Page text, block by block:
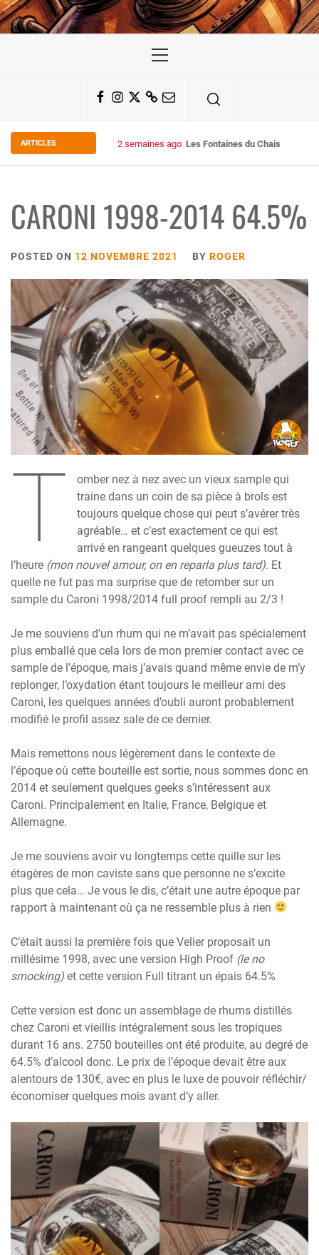
Menu
Facebook
Instagram
TwitterSubstack
Email
ARTICLES 2 semaines ago Les Fontaines du Chais 27
CARONI 1998-2014 64.5%
POSTED ON 12 NOVEMBRE 2021 BY ROGER
T
omber nez à nez avec un vieux sample qui
traine dans un coin de sa pièce à brols est
toujours quelque chose qui peut s’avérer très
agréable… et c’est exactement ce qui est
arrivé en rangeant quelques gueuzes tout à
l’heure (mon nouvel amour, on en reparla plus tard). Et
quelle ne fut pas ma surprise que de retomber sur un
sample du Caroni 1998/2014 full proof rempli au 2/3 !
Je me souviens d’un rhum qui ne m’avait pas spécialement
plus emballé que cela lors de mon premier contact avec ce
sample de l’époque, mais j’avais quand même envie de m’y
replonger, l’oxydation étant toujours le meilleur ami des
Caroni, les quelques années d’oubli auront probablement
modifié le profil assez sale de ce dernier.
Mais remettons nous légèrement dans le contexte de
l’époque où cette bouteille est sortie, nous sommes donc en
2014 et seulement quelques geeks s’intéressent aux
Caroni. Principalement en Italie, France, Belgique et
Allemagne.
Je me souviens avoir vu longtemps cette quille sur les
étagères de mon caviste sans que personne ne s’excite
plus que cela… Je vous le dis, c’était une autre époque par
rapport à maintenant où ça ne ressemble plus à rien
C’était aussi la première fois que Velier proposait un
millésime 1998, avec une version High Proof (le no
smocking) et cette version Full titrant un épais 64.5%
Cette version est donc un assemblage de rhums distillés
chez Caroni et vieillis intégralement sous les tropiques
durant 16 ans. 2750 bouteilles ont été produite, au degré de
64.5% d’alcool donc. Le prix de l’époque devait être aux
alentours de 130€, avec en plus le luxe de pouvoir réfléchir/
économiser quelques mois avant d’y aller.